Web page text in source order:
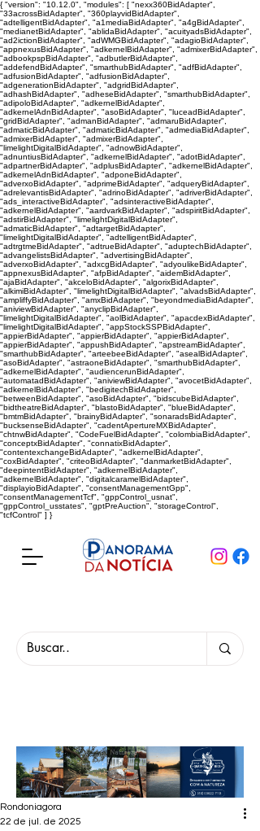
{ "version": "10.12.0", "modules": [ "nexx360BidAdapter",
"33acrossBidAdapter", "360playvidBidAdapter",
"adtelligentBidAdapter", "a1mediaBidAdapter", "a4gBidAdapter",
"medianetBidAdapter", "ablidaBidAdapter", "acuityadsBidAdapter",
"ad2ictionBidAdapter", "adWMGBidAdapter", "adagioBidAdapter",
"appnexusBidAdapter", "adkernelBidAdapter", "admixerBidAdapter",
"adbookpspBidAdapter", "adbutlerBidAdapter",
"addefendBidAdapter", "smarthubBidAdapter", "adfBidAdapter",
"adfusionBidAdapter", "adfusionBidAdapter",
"adgenerationBidAdapter", "adgridBidAdapter",
"adhashBidAdapter", "adheseBidAdapter", "smarthubBidAdapter",
"adipoloBidAdapter", "adkernelBidAdapter",
"adkernelAdnBidAdapter", "asoBidAdapter", "luceadBidAdapter",
"gridBidAdapter", "admanBidAdapter", "admaruBidAdapter",
"admaticBidAdapter", "admaticBidAdapter", "admediaBidAdapter",
"admixerBidAdapter", "admixerBidAdapter",
"limelightDigitalBidAdapter", "adnowBidAdapter",
"adnuntiusBidAdapter", "adkernelBidAdapter", "adotBidAdapter",
"adpartnerBidAdapter", "adplusBidAdapter", "adkernelBidAdapter",
"adkernelAdnBidAdapter", "adponeBidAdapter",
"adverxoBidAdapter", "adprimeBidAdapter", "adqueryBidAdapter",
"adrelevantisBidAdapter", "adrinoBidAdapter", "adriverBidAdapter",
"ads_interactiveBidAdapter", "adsinteractiveBidAdapter",
"adkernelBidAdapter", "aardvarkBidAdapter", "adspiritBidAdapter",
"adstirBidAdapter", "limelightDigitalBidAdapter",
"admaticBidAdapter", "adtargetBidAdapter",
"limelightDigitalBidAdapter", "adtelligentBidAdapter",
"adtrgtmeBidAdapter", "adtrueBidAdapter", "aduptechBidAdapter",
"advangelistsBidAdapter", "advertisingBidAdapter",
"adverxoBidAdapter", "adxcgBidAdapter", "adyoulikeBidAdapter",
"appnexusBidAdapter", "afpBidAdapter", "aidemBidAdapter",
"ajaBidAdapter", "akceloBidAdapter", "algorixBidAdapter",
"alkimiBidAdapter", "limelightDigitalBidAdapter", "alvadsBidAdapter",
"ampliffyBidAdapter", "amxBidAdapter", "beyondmediaBidAdapter",
"aniviewBidAdapter", "anyclipBidAdapter",
"limelightDigitalBidAdapter", "aolBidAdapter", "apacdexBidAdapter",
"limelightDigitalBidAdapter", "appStockSSPBidAdapter",
"appierBidAdapter", "appierBidAdapter", "appierBidAdapter",
"appierBidAdapter", "appushBidAdapter", "apstreamBidAdapter",
"smarthubBidAdapter", "arteebeeBidAdapter", "asealBidAdapter",
"asoBidAdapter", "astraoneBidAdapter", "smarthubBidAdapter",
"adkernelBidAdapter", "audiencerunBidAdapter",
"automatadBidAdapter", "aniviewBidAdapter", "avocetBidAdapter",
"adkernelBidAdapter", "bedigitechBidAdapter",
"betweenBidAdapter", "asoBidAdapter", "bidscubeBidAdapter",
"bidtheatreBidAdapter", "blastoBidAdapter", "blueBidAdapter",
"bmtmBidAdapter", "brainyBidAdapter", "sonaradsBidAdapter",
"bucksenseBidAdapter", "cadentApertureMXBidAdapter",
"chtnwBidAdapter", "CodeFuelBidAdapter", "colombiaBidAdapter",
"conceptxBidAdapter", "connatixBidAdapter",
"contentexchangeBidAdapter", "adkernelBidAdapter",
"coxBidAdapter", "criteoBidAdapter", "danmarketBidAdapter",
"deepintentBidAdapter", "adkernelBidAdapter",
"adkernelBidAdapter", "digitalcaramelBidAdapter",
"displayioBidAdapter", "consentManagementGpp",
"consentManagementTcf", "gppControl_usnat",
"gppControl_usstates", "gptPreAuction", "storageControl",
"tcfControl" ] }
Rondoniagora
22 de jul. de 2025